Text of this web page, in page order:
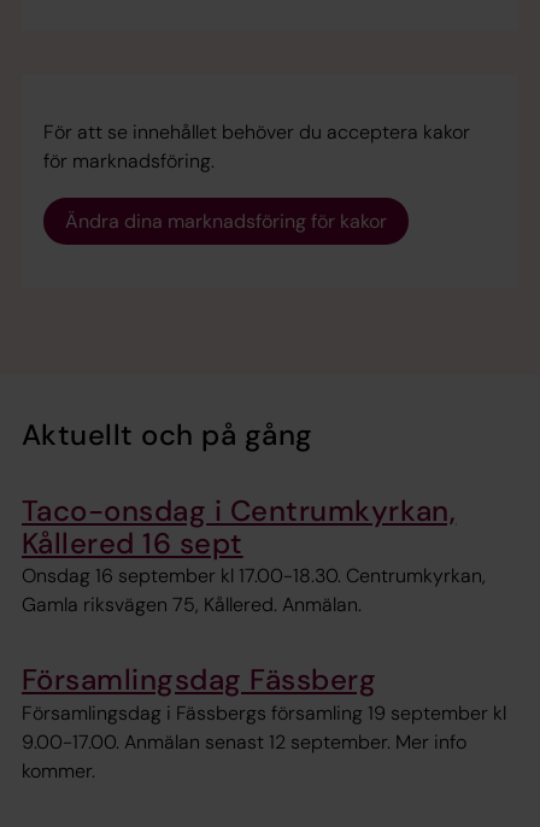
För att se innehållet behöver du acceptera kakor
för marknadsföring.
Ändra dina marknadsföring för kakor
Aktuellt och på gång
Taco-onsdag i Centrumkyrkan,
Kållered 16 sept
Onsdag 16 september kl 17.00-18.30. Centrumkyrkan,
Gamla riksvägen 75, Kållered. Anmälan.
Församlingsdag Fässberg
Församlingsdag i Fässbergs församling 19 september kl
9.00-17.00. Anmälan senast 12 september. Mer info
kommer.